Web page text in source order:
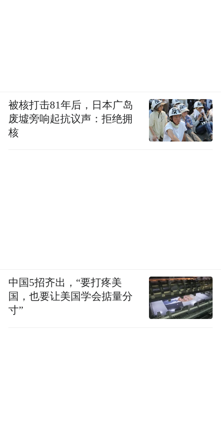
被核打击81年后，日本广岛
废墟旁响起抗议声：拒绝拥
核
中国5招齐出，“要打疼美
国，也要让美国学会掂量分
寸”